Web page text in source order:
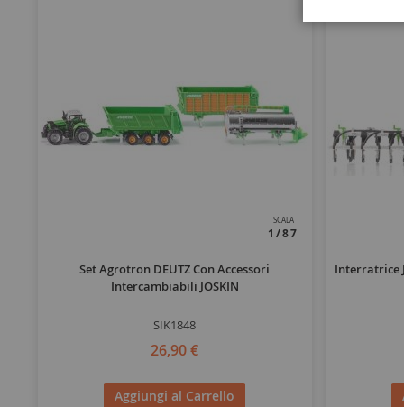
SCALA
1/87
Set Agrotron DEUTZ Con Accessori
Intercambiabili JOSKIN
SIK1848
26,90 €
Aggiungi al Carrello
Interratrice